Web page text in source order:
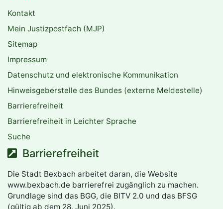
Kontakt
Mein Justizpostfach (MJP)
Sitemap
Impressum
Datenschutz und elektronische Kommunikation
Hinweisgeberstelle des Bundes (externe Meldestelle)
Barrierefreiheit
Barrierefreiheit in Leichter Sprache
Suche
Barrierefreiheit
Die Stadt Bexbach arbeitet daran, die Website
www.bexbach.de barrierefrei zugänglich zu machen.
Grundlage sind das BGG, die BITV 2.0 und das BFSG
(gültig ab dem 28. Juni 2025).